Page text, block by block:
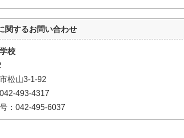
関するお問い合わせ
校
松山3-1-92
493-4317
：042-495-6037